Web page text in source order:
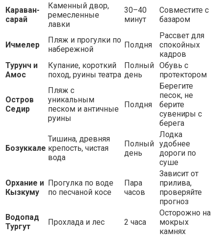
Караван-
сарай
Каменный двор,
ремесленные
лавки
30–40
минут
Совместите с
базаром
Ичмелер
Пляж и прогулки по
набережной
Полдня
Рассвет для
спокойных
кадров
Турунч и
Амос
Купание, короткий
поход, руины театра
Полный
день
Обувь с
протектором
Остров
Седир
Пляж с
уникальным
песком и античные
руины
Полдня
Берегите
песок, не
берите
сувениры с
берега
Бозуккале
Тишина, древняя
крепость, чистая
вода
Полный
день
Лодка
удобнее
дороги по
суше
Орхание и
Кызкуму
Прогулка по воде
по песчаной косе
Пара
часов
Зависит от
прилива,
проверяйте
прогноз
Водопад
Тургут
Прохлада и лес 2 часа
Осторожно на
мокрых
камнях